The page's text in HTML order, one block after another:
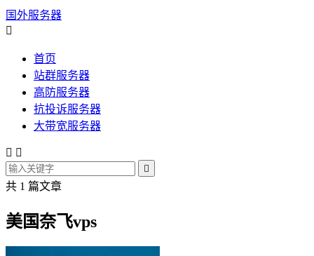
国外服务器

首页
站群服务器
高防服务器
抗投诉服务器
大带宽服务器
 

共 1 篇文章
美国奈飞vps